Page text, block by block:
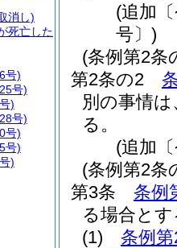
(追加
号〕)
(条例第2条
第2条の2
別の事情は
る。
(追加
(条例第2条
第3条
条例
る場合と
(1)
条例
消し)
死亡した
号)
号)
)
号)
号)
号)
)